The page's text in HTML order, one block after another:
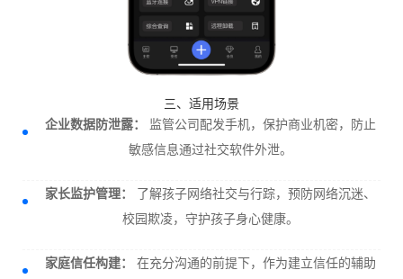
三、适用场景
企业数据防泄露：
监管公司配发手机，保护商业机密，防止
敏感信息通过社交软件外泄。
家长监护管理：
了解孩子网络社交与行踪，预防网络沉迷、
校园欺凌，守护孩子身心健康。
家庭信任构建：
在充分沟通的前提下，作为建立信任的辅助